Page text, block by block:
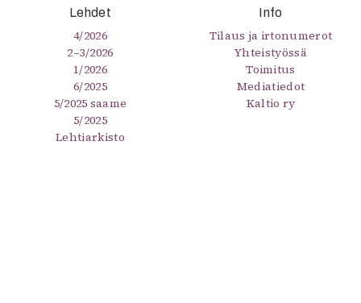
Lehdet
4/2026
2–3/2026
1/2026
6/2025
5/2025 saame
5/2025
Lehtiarkisto
Info
Tilaus ja irtonumerot
Yhteistyössä
Toimitus
Mediatiedot
Kaltio ry